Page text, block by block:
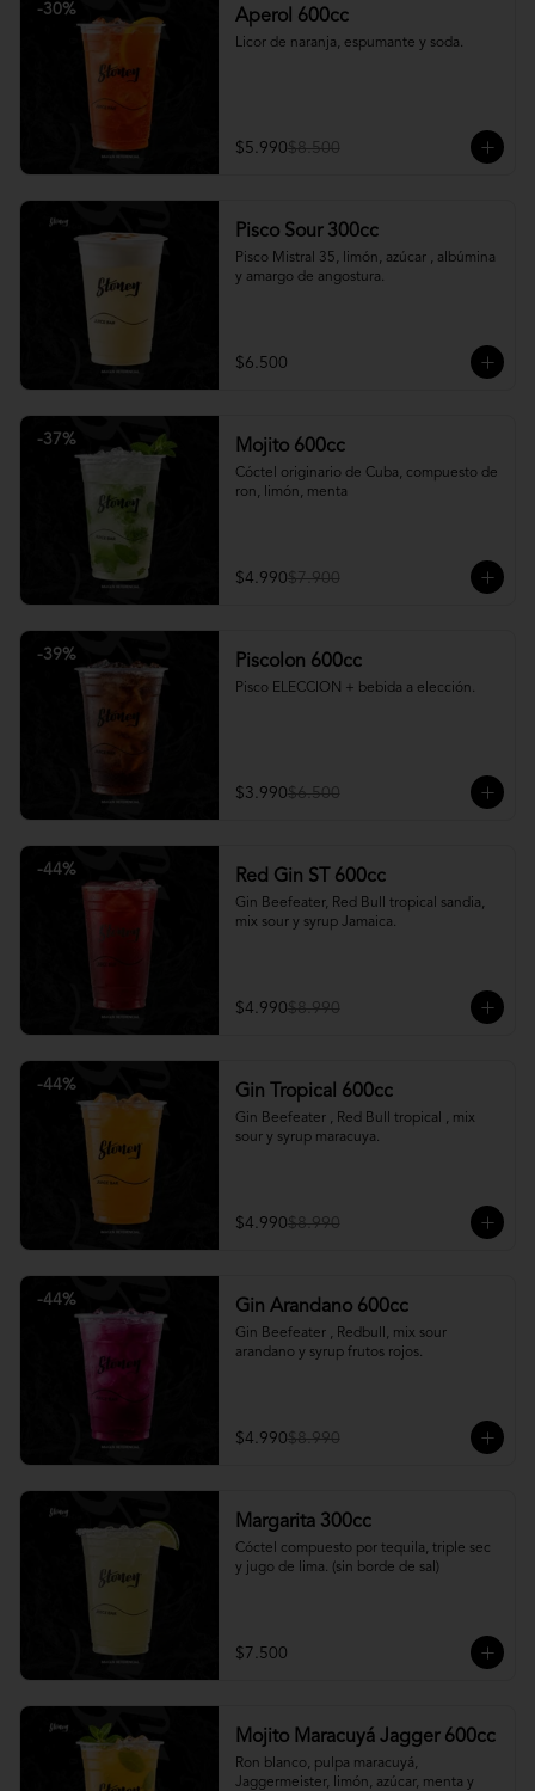
-30% Aperol 600cc
Licor de naranja, espumante y soda.
$5.990$8.500
Pisco Sour 300cc
Pisco Mistral 35, limón, azúcar , albúmina
y amargo de angostura.
$6.500
-37% Mojito 600cc
Cóctel originario de Cuba, compuesto de
ron, limón, menta
$4.990$7.900
-39% Piscolon 600cc
Pisco ELECCION + bebida a elección.
$3.990$6.500
-44% Red Gin ST 600cc
Gin Beefeater, Red Bull tropical sandia,
mix sour y syrup Jamaica.
$4.990$8.990
-44% Gin Tropical 600cc
Gin Beefeater , Red Bull tropical , mix
sour y syrup maracuya.
$4.990$8.990
-44% Gin Arandano 600cc
Gin Beefeater , Redbull, mix sour
arandano y syrup frutos rojos.
$4.990$8.990
Margarita 300cc
Cóctel compuesto por tequila, triple sec
y jugo de lima. (sin borde de sal)
$7.500
Mojito Maracuyá Jagger 600cc
Ron blanco, pulpa maracuyá,
Jaggermeister, limón, azúcar, menta y